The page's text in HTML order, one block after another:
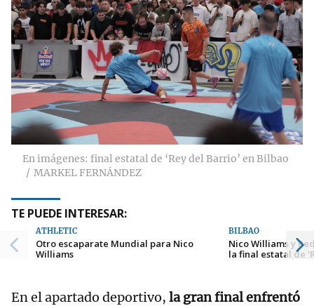
En imágenes: final estatal de ‘Rey del Barrio’ en Bilbao
MARKEL FERNÁNDEZ
TE PUEDE INTERESAR:
ATHLETIC
Otro escaparate Mundial para Nico
Williams
BILBAO
Nico Williams y
la final estatal de
En el apartado deportivo, la gran final enfrentó